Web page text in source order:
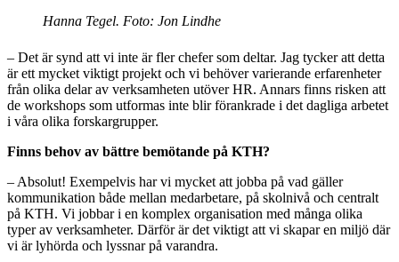
Hanna Tegel. Foto: Jon Lindhe
– Det är synd att vi inte är fler chefer som deltar. Jag tycker att detta
är ett mycket viktigt projekt och vi behöver varierande erfarenheter
från olika delar av verksamheten utöver HR. Annars finns risken att
de workshops som utformas inte blir förankrade i det dagliga arbetet
i våra olika forskargrupper.
Finns behov av bättre bemötande på KTH?
– Absolut! Exempelvis har vi mycket att jobba på vad gäller
kommunikation både mellan medarbetare, på skolnivå och centralt
på KTH. Vi jobbar i en komplex organisation med många olika
typer av verksamheter. Därför är det viktigt att vi skapar en miljö där
vi är lyhörda och lyssnar på varandra.